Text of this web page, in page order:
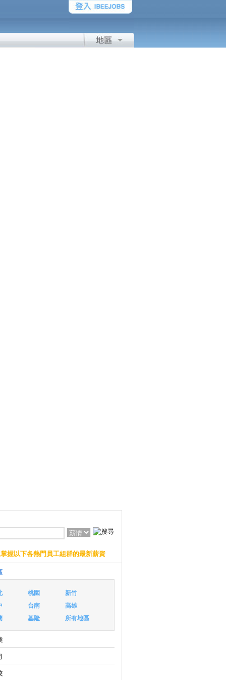
握以下各熱門員工組群的最新薪資
桃園
新竹
台南
高雄
基隆 所有地區